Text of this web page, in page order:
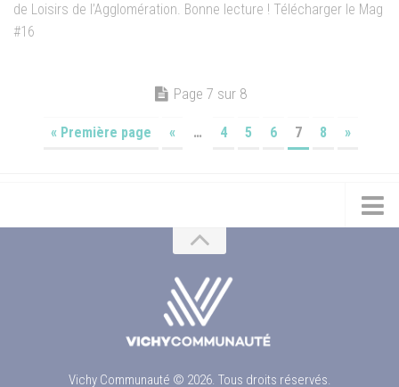
de Loisirs de l’Agglomération. Bonne lecture ! Télécharger le Mag
#16
Page 7 sur 8
« Première page « … 4 5 6 7 8 »
Vichy Communauté © 2026. Tous droits réservés.